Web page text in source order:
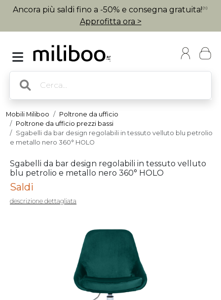
Ancora più saldi fino a -50% e consegna gratuita! (1)
Approfitta ora >
Mobili Miliboo
Poltrone da ufficio
Poltrone da ufficio prezzi bassi
Sgabelli da bar design regolabili in tessuto velluto blu petrolio
e metallo nero 360° HOLO
Sgabelli da bar design regolabili in tessuto velluto
blu petrolio e metallo nero 360° HOLO
Saldi
descrizione dettagliata